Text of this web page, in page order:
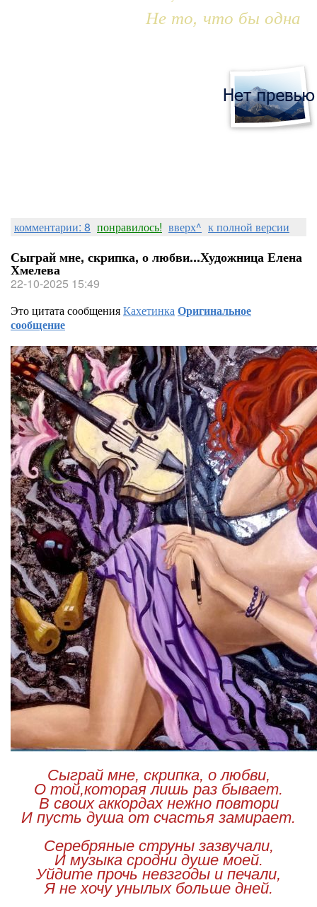
Не то, что бы одна
комментарии: 8 понравилось! вверх^ к полной версии
Сыграй мне, скрипка, о любви...Художница Елена
Хмелева
22-10-2025 15:49
Это цитата сообщенияКахетинкаОригинальное
сообщение
Сыграй мне, скрипка, о любви,
О той,которая лишь раз бывает.
В своих аккордах нежно повтори
И пусть душа от счастья замирает.
Серебряные струны зазвучали,
И музыка сродни душе моей.
Уйдите прочь невзгоды и печали,
Я не хочу унылых больше дней.